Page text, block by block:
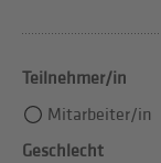
Teilnehmer/in
Mitarbeiter/in
Geschlecht